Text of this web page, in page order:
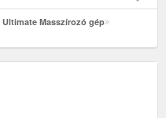
Masszírozó gép